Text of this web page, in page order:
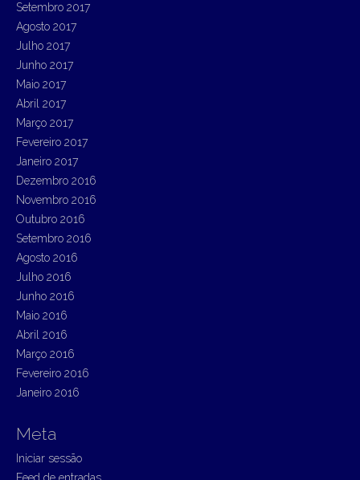
Setembro 2017
Agosto 2017
Julho 2017
Junho 2017
Maio 2017
Abril 2017
Março 2017
Fevereiro 2017
Janeiro 2017
Dezembro 2016
Novembro 2016
Outubro 2016
Setembro 2016
Agosto 2016
Julho 2016
Junho 2016
Maio 2016
Abril 2016
Março 2016
Fevereiro 2016
Janeiro 2016
Meta
Iniciar sessão